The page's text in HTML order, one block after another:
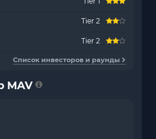
Tier 2
Tier 2
Список инвесторов и раунды
MAV